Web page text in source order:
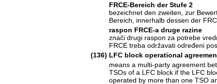
FRCE-Bereich der Stufe 2
bezeichnet den zweiten, zur
Bereich, innerhalb dessen der
raspon FRCE-a druge razine
znači drugi raspon za potrebe
FRCE treba održavati određeni
(136) LFC block operational
means a multi-party agreement
TSOs of a LFC block if the LFC
operated by more than one TSO